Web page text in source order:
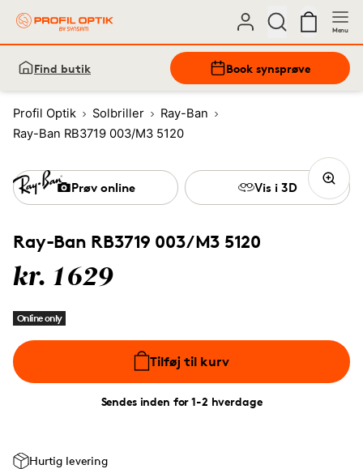
Menu
Find butik Book synsprøve
Profil Optik Solbriller
Ray-Ban
Ray-Ban RB3719 003/M3 5120
Ray-Ban RB3719 003/M3 5120
kr. 1629
Online only
Tilføj til kurv
Sendes inden for 1-2 hverdage
Prøv online Vis i 3D
Hurtig levering